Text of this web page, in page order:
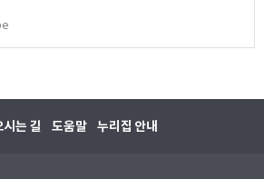
는 길 도움말 누리집 안내